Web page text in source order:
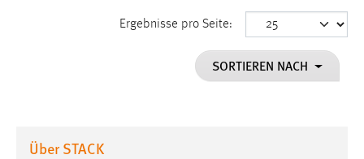
Ergebnisse pro Seite:
SORTIEREN NACH
Über STACK
Dieser Cookie speichert die ausgewählten Einverständnis-
Performance